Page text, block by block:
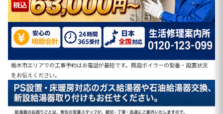
栃木市エリアでの工事予約はお電話が最短です。既設ボイラーの型番・設置状況
をお伝えください。